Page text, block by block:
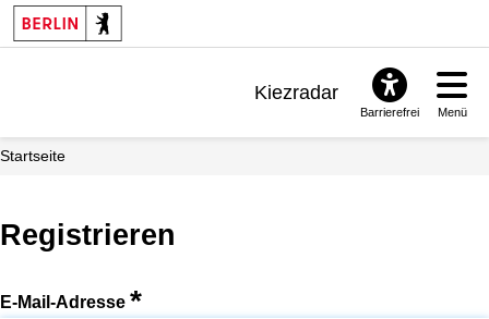
Kiezradar
Barrierefrei Menü
Startseite
Registrieren
E-Mail-Adresse *